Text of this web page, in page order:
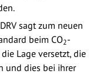
sagt zum neuen
beim CO2-
Lage versetzt, die
und dies bei ihrer